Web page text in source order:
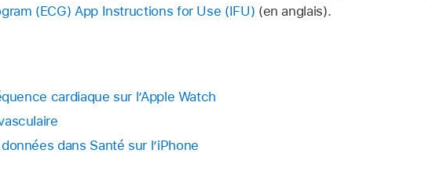
(ECG) App Instructions for Use (IFU) (en anglais).
cardiaque sur l’Apple Watch
dans Santé sur l’iPhone